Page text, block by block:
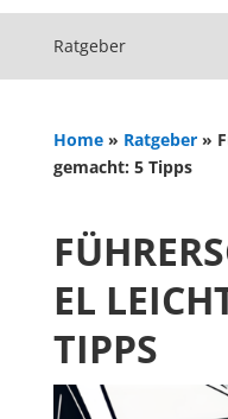
Ratgeber
Home» Ratgeber»
gemacht: 5 Tipps
EL
TIPPS